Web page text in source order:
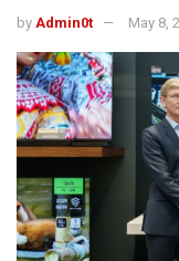
by Admin0t May 8,